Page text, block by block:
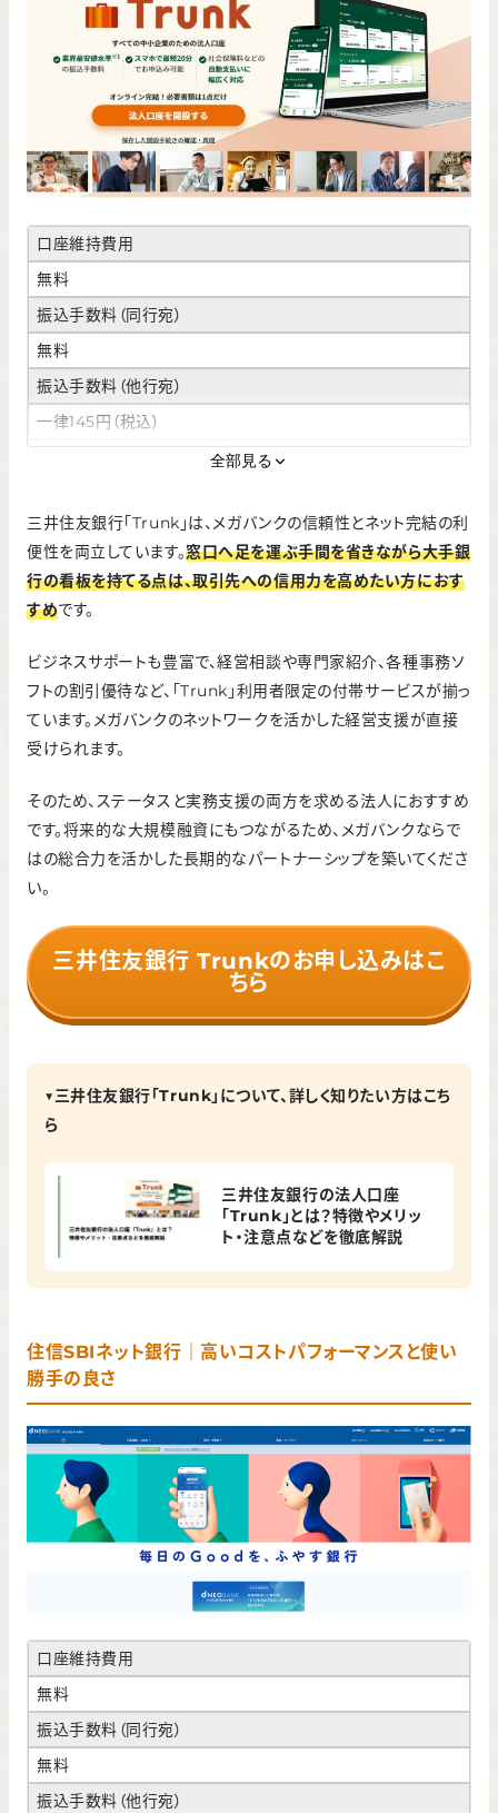
口座維持費用
無料
振込手数料（同行宛）
無料
振込手数料（他行宛）
一律145円（税込）
※ATMによって異なる
インターネットバンキング手数料
無料
初期費用（口座開設時）
無料
全部見る
三井住友銀行「Trunk」は、メガバンクの信頼性とネット完結の利
便性を両立しています。窓口へ足を運ぶ手間を省きながら大手銀
行の看板を持てる点は、取引先への信用力を高めたい方におす
すめです。
ビジネスサポートも豊富で、経営相談や専門家紹介、各種事務ソ
フトの割引優待など、「Trunk」利用者限定の付帯サービスが揃っ
ています。メガバンクのネットワークを活かした経営支援が直接
受けられます。
そのため、ステータスと実務支援の両方を求める法人におすすめ
です。将来的な大規模融資にもつながるため、メガバンクならで
はの総合力を活かした長期的なパートナーシップを築いてくださ
い。
三井住友銀行 Trunkのお申し込みはこ
ちら
▼三井住友銀行「Trunk」について、詳しく知りたい方はこち
ら
三井住友銀行の法人口座
「Trunk」とは？特徴やメリッ
ト・注意点などを徹底解説
住信SBIネット銀行｜高いコストパフォーマンスと使い
勝手の良さ
口座維持費用
無料
振込手数料（同行宛）
無料
振込手数料（他行宛）